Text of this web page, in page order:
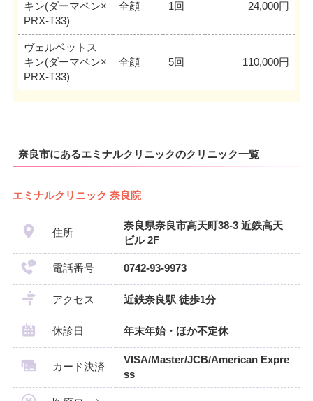
キン(ダーマペン×
PRX-T33)
全顔 1回 24,000円
ヴェルベットス
キン(ダーマペン×
PRX-T33)
全顔 5回 110,000円
奈良市にあるエミナルクリニックのクリニック一覧
エミナルクリニック 奈良院
住所
奈良県奈良市高天町38-3 近鉄高天
ビル 2F
電話番号 0742-93-9973
アクセス 近鉄奈良駅 徒歩1分
休診日 年末年始・ほか不定休
カード決済
VISA/Master/JCB/American Expre
ss